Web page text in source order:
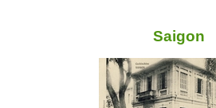
Autres pays
Saigon